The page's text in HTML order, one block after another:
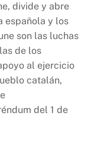
divide y abre
española y los
son las luchas
de los
al ejercicio
catalán,
del 1 de